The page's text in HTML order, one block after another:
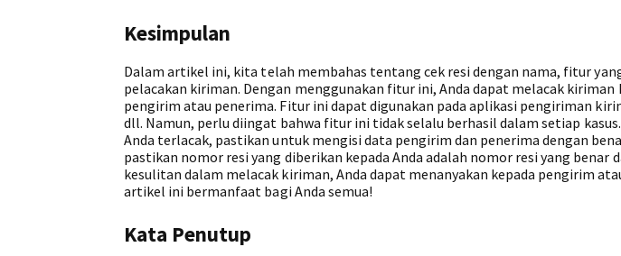
Kesimpulan
Dalam artikel ini, kita telah membahas tentang cek resi dengan nama, fitur
pelacakan kiriman. Dengan menggunakan fitur ini, Anda dapat melacak kiriman
pengirim atau penerima. Fitur ini dapat digunakan pada aplikasi pengiriman
dll. Namun, perlu diingat bahwa fitur ini tidak selalu berhasil dalam setiap
Anda terlacak, pastikan untuk mengisi data pengirim dan penerima dengan
pastikan nomor resi yang diberikan kepada Anda adalah nomor resi yang benar
kesulitan dalam melacak kiriman, Anda dapat menanyakan kepada pengirim
artikel ini bermanfaat bagi Anda semua!
Kata Penutup